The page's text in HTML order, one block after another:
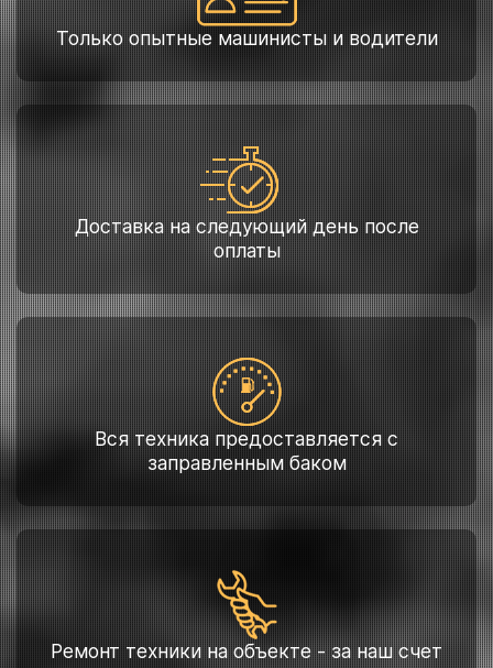
Только опытные машинисты и водители
Доставка на следующий день после
оплаты
Вся техника предоставляется с
заправленным баком
Ремонт техники на объекте - за наш счет